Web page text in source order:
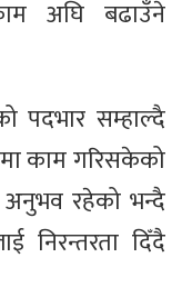
अघि बढाउँने
पदभार सम्हाल्दै
काम गरिसकेको
अनुभव रहेको भन्दै
निरन्तरता दिँदै